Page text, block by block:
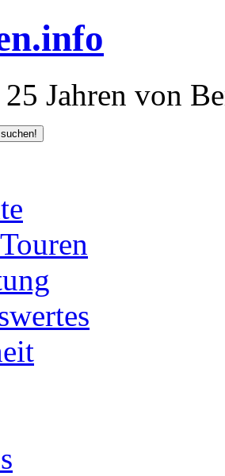
Jahren von